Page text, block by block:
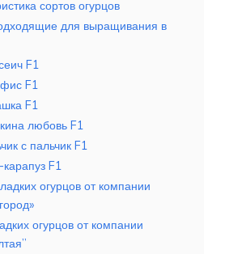
сортов огурцов
для выращивания в
F1
F1
F1
любовь F1
с пальчик F1
F1
огурцов от компании
огурцов от компании